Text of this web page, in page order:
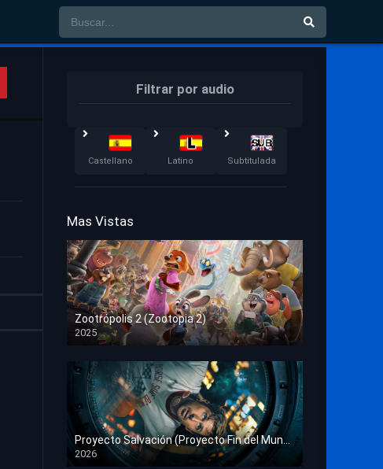
Filtrar por audio
Castellano Latino Subtitulada
Mas Vistas
Zootrópolis 2 (Zootopia 2)
2025
HD 1080p
Proyecto Salvación (Proyecto Fin del Mundo)
2026
HD 1080p